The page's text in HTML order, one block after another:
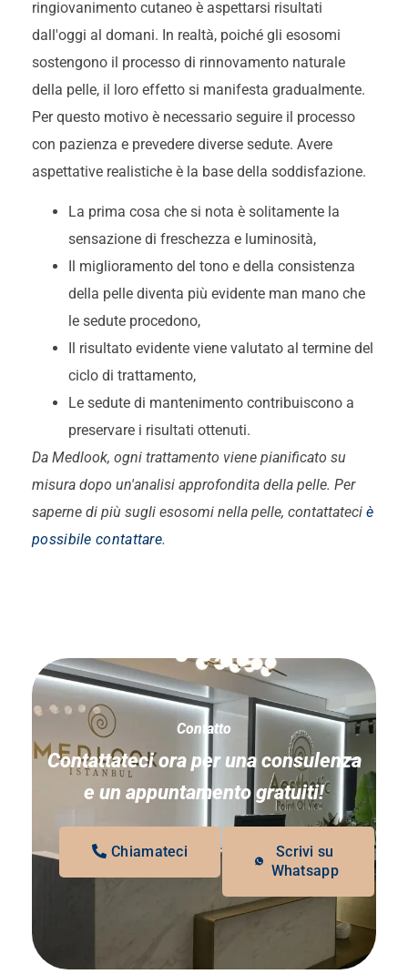
ringiovanimento cutaneo è aspettarsi risultati
dall'oggi al domani. In realtà, poiché gli esosomi
sostengono il processo di rinnovamento naturale
della pelle, il loro effetto si manifesta gradualmente.
Per questo motivo è necessario seguire il processo
con pazienza e prevedere diverse sedute. Avere
aspettative realistiche è la base della soddisfazione.
La prima cosa che si nota è solitamente la
sensazione di freschezza e luminosità,
Il miglioramento del tono e della consistenza
della pelle diventa più evidente man mano che
le sedute procedono,
Il risultato evidente viene valutato al termine del
ciclo di trattamento,
Le sedute di mantenimento contribuiscono a
preservare i risultati ottenuti.
Da Medlook, ogni trattamento viene pianificato su
misura dopo un'analisi approfondita della pelle. Per
saperne di più sugli esosomi nella pelle, contattateci è
possibile contattare.
Contatto
Contattateci ora per una consulenza
e un appuntamento gratuiti!
Chiamateci
Scrivi su
Whatsapp